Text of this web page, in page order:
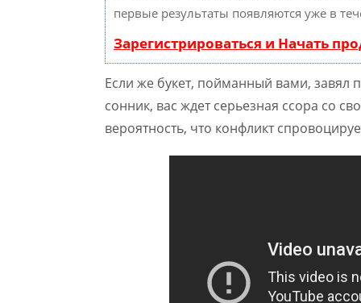
первые результаты появляются уже в
Зарегистрироваться и Начать
Если же букет, пойманный вами, завял
сонник, вас ждет серьезная ссора со
вероятность, что конфликт